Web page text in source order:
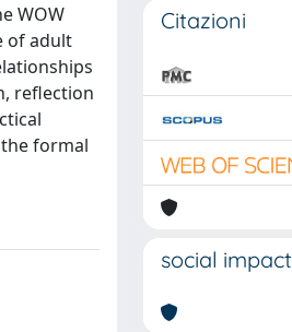
WOW
of adult
reflection
formal
Citazioni
social impact